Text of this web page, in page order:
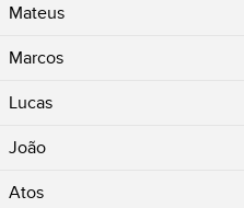
Mateus
Marcos
Lucas
João
Atos